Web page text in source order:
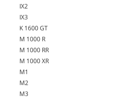
IX2
IX3
K 1600 GT
M 1000 R
M 1000 RR
M 1000 XR
M1
M2
M3